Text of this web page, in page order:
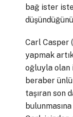
bağ ister
Carl Casper (
yapmak
oğluyla olan
beraber
taşıran son